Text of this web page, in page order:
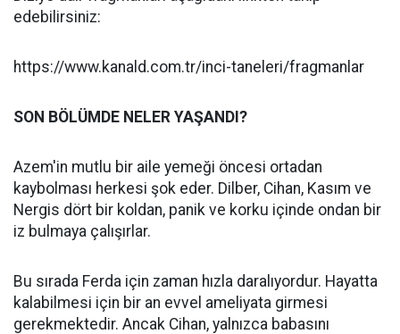
edebilirsiniz:
https://www.kanald.com.tr/inci-taneleri/fragmanlar
SON BÖLÜMDE NELER YAŞANDI?
Azem'in mutlu bir aile yemeği öncesi ortadan
kaybolması herkesi şok eder. Dilber, Cihan, Kasım ve
Nergis dört bir koldan, panik ve korku içinde ondan bir
iz bulmaya çalışırlar.
Bu sırada Ferda için zaman hızla daralıyordur. Hayatta
kalabilmesi için bir an evvel ameliyata girmesi
gerekmektedir. Ancak Cihan, yalnızca babasını